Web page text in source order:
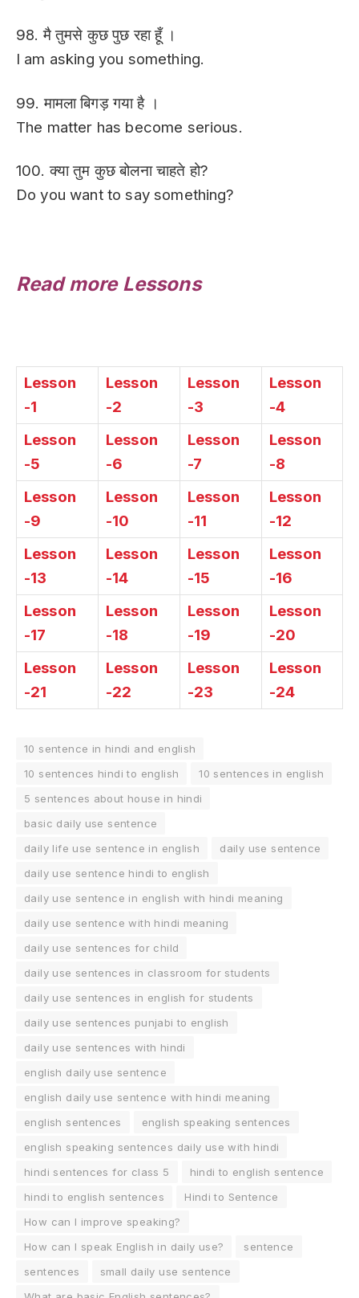
98. मै तुमसे कुछ पुछ रहा हूँ ।
I am asking you something.
99. मामला बिगड़ गया है ।
The matter has become serious.
100. क्या तुम कुछ बोलना चाहते हो?
Do you want to say something?
Read more Lessons
Lesson
-1
Lesson
-2
Lesson
-3
Lesson
-4
Lesson
-5
Lesson
-6
Lesson
-7
Lesson
-8
Lesson
-9
Lesson
-10
Lesson
-11
Lesson
-12
Lesson
-13
Lesson
-14
Lesson
-15
Lesson
-16
Lesson
-17
Lesson
-18
Lesson
-19
Lesson
-20
Lesson
-21
Lesson
-22
Lesson
-23
Lesson
-24
10 sentence in hindi and english
10 sentences hindi to english
10 sentences in english
5 sentences about house in hindi
basic daily use sentence
daily life use sentence in english
daily use sentence
daily use sentence hindi to english
daily use sentence in english with hindi meaning
daily use sentence with hindi meaning
daily use sentences for child
daily use sentences in classroom for students
daily use sentences in english for students
daily use sentences punjabi to english
daily use sentences with hindi
english daily use sentence
english daily use sentence with hindi meaning
english sentences
english speaking sentences
english speaking sentences daily use with hindi
hindi sentences for class 5
hindi to english sentence
hindi to english sentences
Hindi to Sentence
How can I improve speaking?
How can I speak English in daily use?
sentence
sentences
small daily use sentence